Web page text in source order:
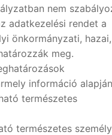
nem
adatkezelési rendet a
önkormányzati,
meg.
információ
természetes
természetes